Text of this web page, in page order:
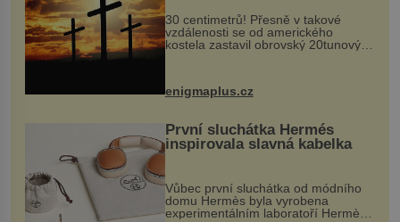
30 centimetrů! Přesně v takové
vzdálenosti se od amerického
kostela zastavil obrovský 20tunový
...
enigmaplus.cz
První sluchátka Hermés
inspirovala slavná kabelka
Vůbec první sluchátka od módního
domu Hermès byla vyrobena
experimentálním laboratoří Hermès